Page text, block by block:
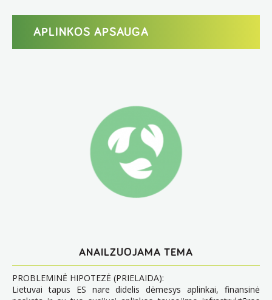
APLINKOS APSAUGA
ANAILZUOJAMA TEMA
PROBLEMINĖ HIPOTEZĖ (PRIELAIDA):
Lietuvai tapus ES nare didelis dėmesys aplinkai, finansinė